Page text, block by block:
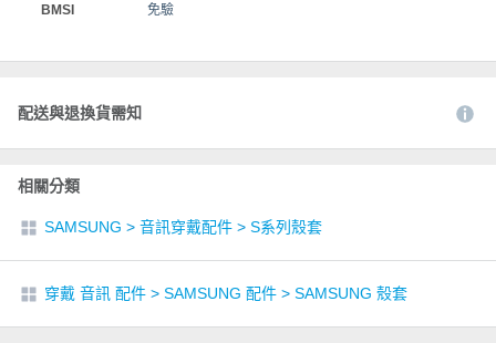
BMSI 免驗
配送與退換貨需知
相關分類
SAMSUNG > 音訊穿戴配件 > S系列殼套
穿戴 音訊 配件 > SAMSUNG 配件 > SAMSUNG 殼套